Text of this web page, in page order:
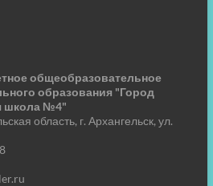
общеобразовательное
образования "Город
школа №4"
область, г. Архангельск, ул.